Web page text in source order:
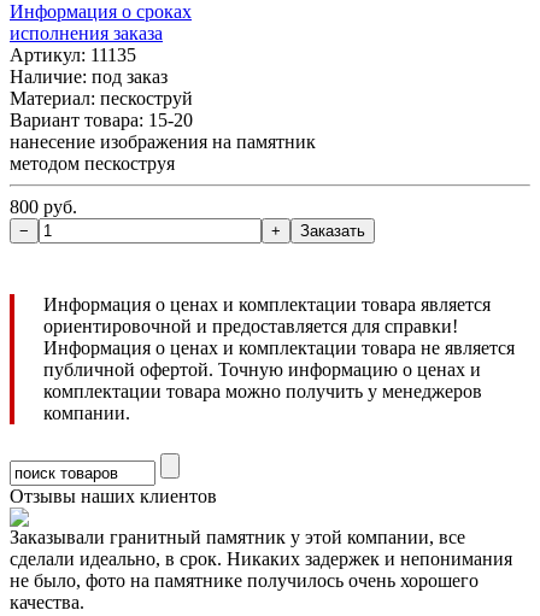
Информация о сроках
исполнения заказа
Артикул: 11135
Наличие: под заказ
Материал: пескоструй
Вариант товара: 15-20
нанесение изображения на памятник
методом пескоструя
800 руб.
Информация о ценах и комплектации товара является
ориентировочной и предоставляется для справки!
Информация о ценах и комплектации товара не является
публичной офертой. Точную информацию о ценах и
комплектации товара можно получить у менеджеров
компании.
Отзывы наших клиентов
Заказывали гранитный памятник у этой компании, все
сделали идеально, в срок. Никаких задержек и непонимания
не было, фото на памятнике получилось очень хорошего
качества.